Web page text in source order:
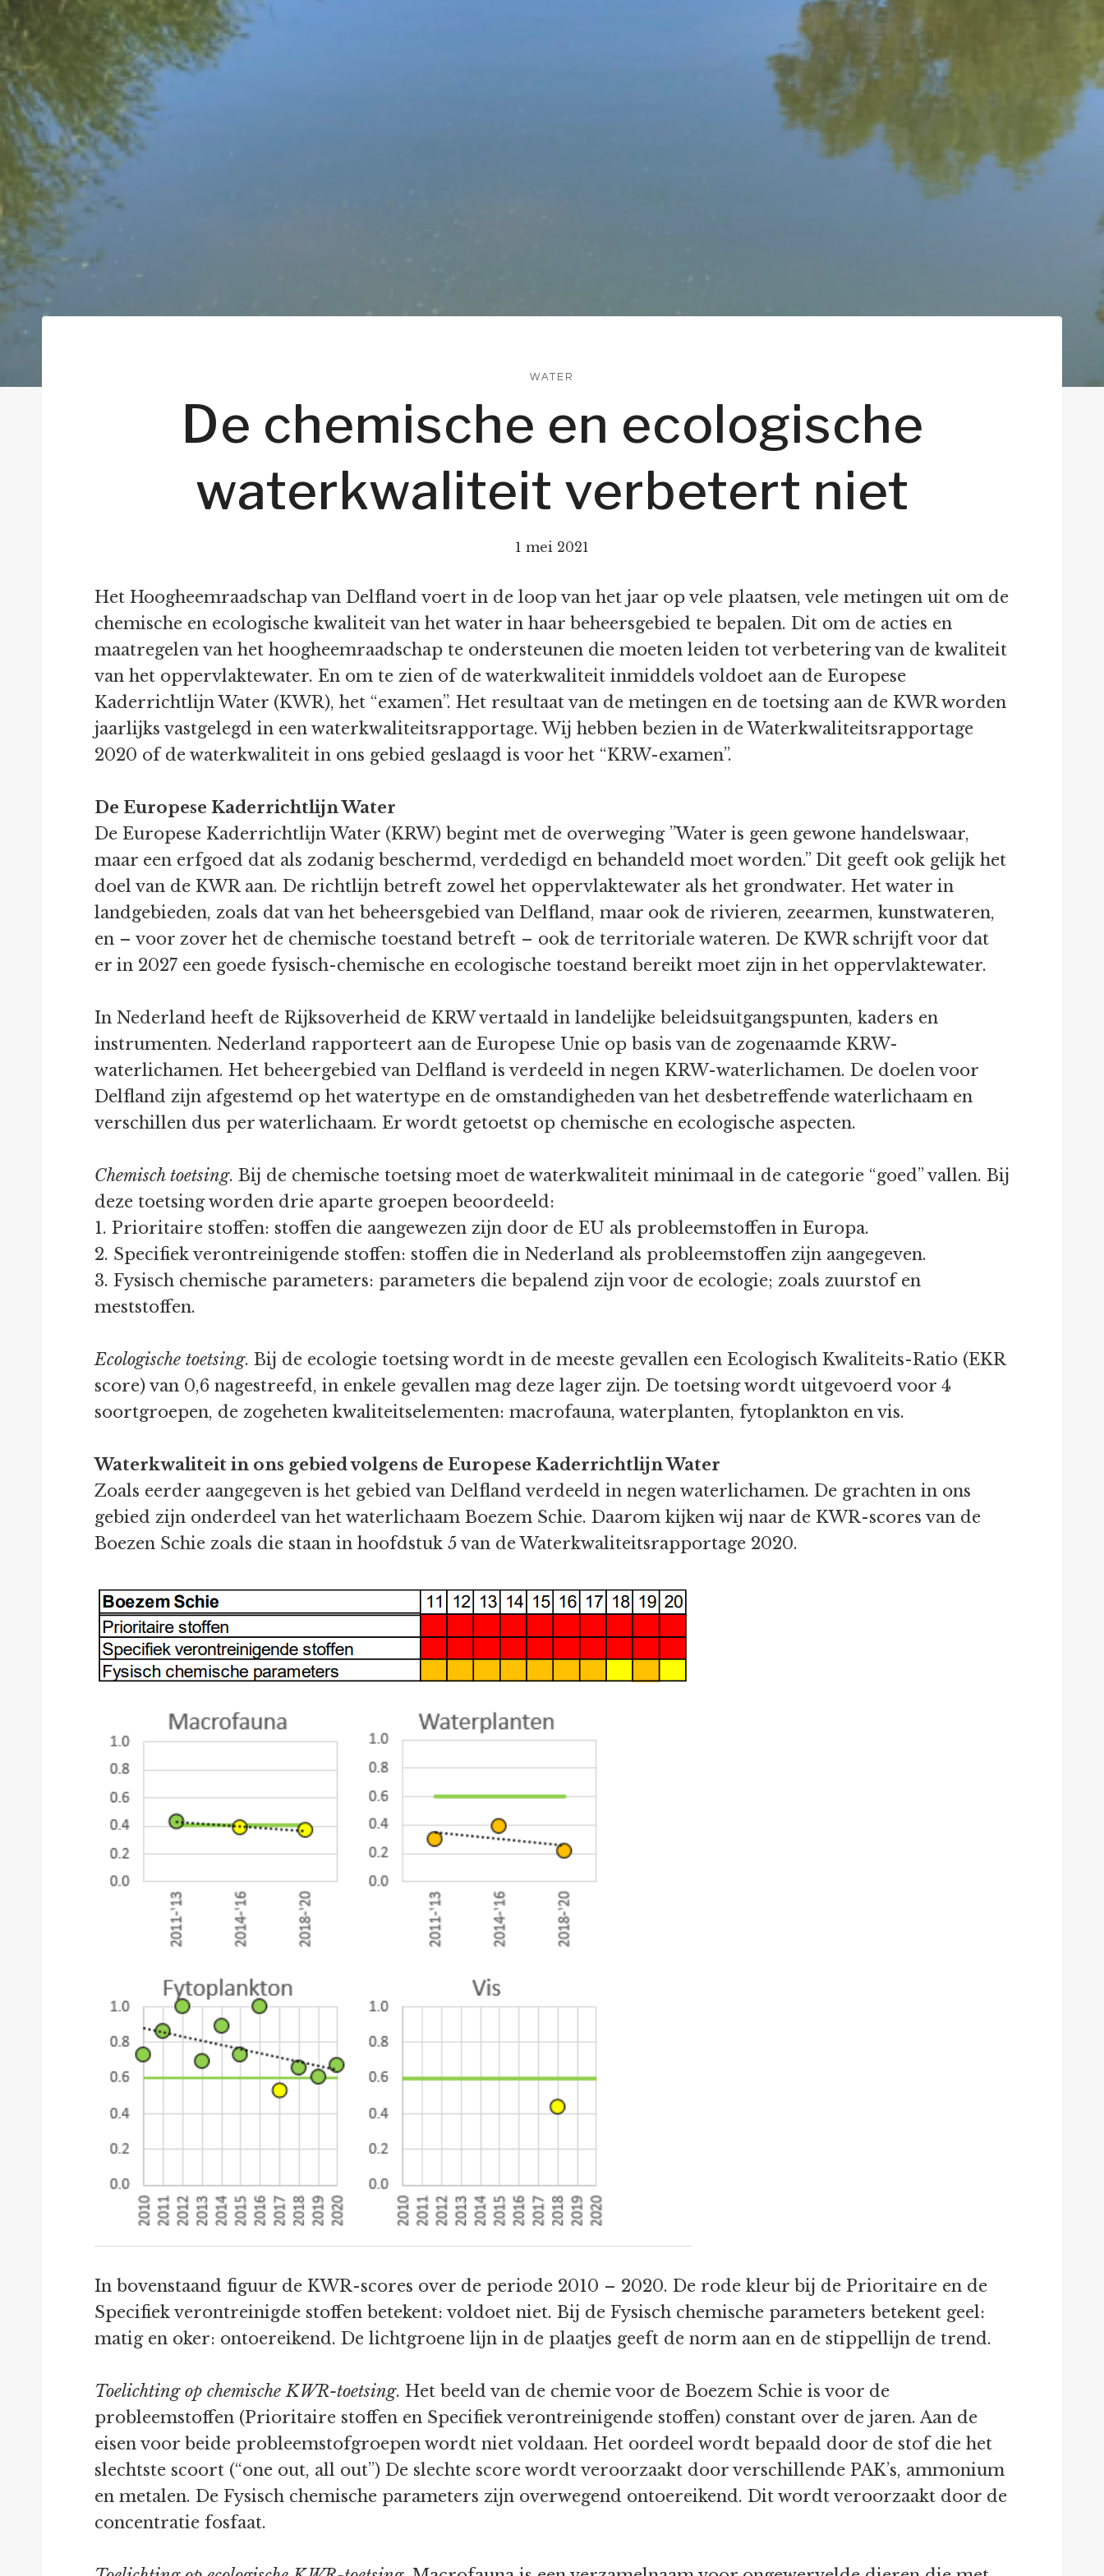
WATER
De chemische en ecologische
waterkwaliteit verbetert niet
1 mei 2021
Het Hoogheemraadschap van Delfland voert in de loop van het jaar op vele plaatsen, vele metingen uit om de
chemische en ecologische kwaliteit van het water in haar beheersgebied te bepalen. Dit om de acties en
maatregelen van het hoogheemraadschap te ondersteunen die moeten leiden tot verbetering van de kwaliteit
van het oppervlaktewater. En om te zien of de waterkwaliteit inmiddels voldoet aan de Europese
Kaderrichtlijn Water (KWR), het “examen”. Het resultaat van de metingen en de toetsing aan de KWR worden
jaarlijks vastgelegd in een waterkwaliteitsrapportage. Wij hebben bezien in de Waterkwaliteitsrapportage
2020 of de waterkwaliteit in ons gebied geslaagd is voor het “KRW-examen”.
De Europese Kaderrichtlijn Water
De Europese Kaderrichtlijn Water (KRW) begint met de overweging ”Water is geen gewone handelswaar,
maar een erfgoed dat als zodanig beschermd, verdedigd en behandeld moet worden.” Dit geeft ook gelijk het
doel van de KWR aan. De richtlijn betreft zowel het oppervlaktewater als het grondwater. Het water in
landgebieden, zoals dat van het beheersgebied van Delfland, maar ook de rivieren, zeearmen, kunstwateren,
en – voor zover het de chemische toestand betreft – ook de territoriale wateren. De KWR schrijft voor dat
er in 2027 een goede fysisch-chemische en ecologische toestand bereikt moet zijn in het oppervlaktewater.
In Nederland heeft de Rijksoverheid de KRW vertaald in landelijke beleidsuitgangspunten, kaders en
instrumenten. Nederland rapporteert aan de Europese Unie op basis van de zogenaamde KRW-
waterlichamen. Het beheergebied van Delfland is verdeeld in negen KRW-waterlichamen. De doelen voor
Delfland zijn afgestemd op het watertype en de omstandigheden van het desbetreffende waterlichaam en
verschillen dus per waterlichaam. Er wordt getoetst op chemische en ecologische aspecten.
Chemisch toetsing. Bij de chemische toetsing moet de waterkwaliteit minimaal in de categorie “goed” vallen. Bij
deze toetsing worden drie aparte groepen beoordeeld:
1. Prioritaire stoffen: stoffen die aangewezen zijn door de EU als probleemstoffen in Europa.
2. Specifiek verontreinigende stoffen: stoffen die in Nederland als probleemstoffen zijn aangegeven.
3. Fysisch chemische parameters: parameters die bepalend zijn voor de ecologie; zoals zuurstof en
meststoffen.
Ecologische toetsing. Bij de ecologie toetsing wordt in de meeste gevallen een Ecologisch Kwaliteits-Ratio (EKR
score) van 0,6 nagestreefd, in enkele gevallen mag deze lager zijn. De toetsing wordt uitgevoerd voor 4
soortgroepen, de zogeheten kwaliteitselementen: macrofauna, waterplanten, fytoplankton en vis.
Waterkwaliteit in ons gebied volgens de Europese Kaderrichtlijn Water
Zoals eerder aangegeven is het gebied van Delfland verdeeld in negen waterlichamen. De grachten in ons
gebied zijn onderdeel van het waterlichaam Boezem Schie. Daarom kijken wij naar de KWR-scores van de
Boezen Schie zoals die staan in hoofdstuk 5 van de Waterkwaliteitsrapportage 2020.
In bovenstaand figuur de KWR-scores over de periode 2010 – 2020. De rode kleur bij de Prioritaire en de
Specifiek verontreinigde stoffen betekent: voldoet niet. Bij de Fysisch chemische parameters betekent geel:
matig en oker: ontoereikend. De lichtgroene lijn in de plaatjes geeft de norm aan en de stippellijn de trend.
Toelichting op chemische KWR-toetsing. Het beeld van de chemie voor de Boezem Schie is voor de
probleemstoffen (Prioritaire stoffen en Specifiek verontreinigende stoffen) constant over de jaren. Aan de
eisen voor beide probleemstofgroepen wordt niet voldaan. Het oordeel wordt bepaald door de stof die het
slechtste scoort (“one out, all out”) De slechte score wordt veroorzaakt door verschillende PAK’s, ammonium
en metalen. De Fysisch chemische parameters zijn overwegend ontoereikend. Dit wordt veroorzaakt door de
concentratie fosfaat.